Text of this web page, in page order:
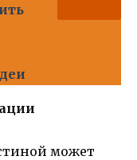
может